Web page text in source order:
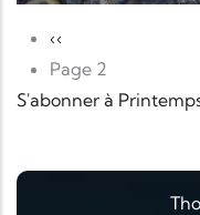
Pagination
Page précédente
‹‹
Page 2
S'abonner à